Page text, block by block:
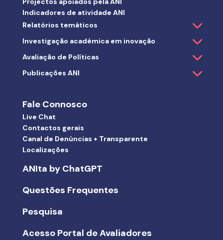
Indicadores de atividade ANI
Relatórios temáticos
Investigação académica em inovação
Avaliação de Políticas
Publicações ANI
Fale Connosco
Live Chat
Contactos gerais
Canal de Denúncias + Transparente
Localizações
ANIta by ChatGPT
Questões Frequentes
Pesquisa
Acesso Portal de Avaliadores